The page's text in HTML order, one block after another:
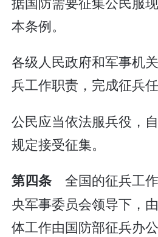
本条例。
各级人民政府和军事机
兵工作职责，完成征兵任
公民应当依法服兵役，
规定接受征集。
第四条 全国的征兵工
央军事委员会领导下，
体工作由国防部征兵办